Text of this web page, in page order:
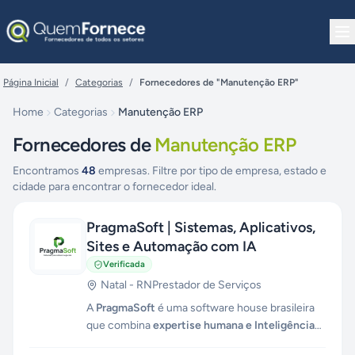
Página Inicial / Categorias / Fornecedores de "Manutenção ERP"
Home Categorias Manutenção ERP
Fornecedores de Manutenção ERP
Encontramos 48 empresas. Filtre por tipo de empresa, estado e
cidade para encontrar o fornecedor ideal.
PragmaSoft | Sistemas, Aplicativos,
Sites e Automação com IA
Verificada
Natal - RNPrestador de Serviços
A PragmaSoft é uma software house brasileira
que combinaexpertise humana e Inteligência